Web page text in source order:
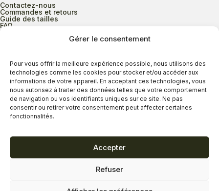
Gérer le consentement
Pour vous offrir la meilleure expérience possible, nous utilisons des
technologies comme les cookies pour stocker et/ou accéder aux
informations de votre appareil. En acceptant ces technologies, vous
nous autorisez à traiter des données telles que votre comportement
de navigation ou vos identifiants uniques sur ce site. Ne pas
consentir ou retirer votre consentement peut affecter certaines
fonctionnalités.
Accepter
Refuser
Contactez-nous
Commandes et retours
Guide des tailles
FAQ
Heures d’ouverture
Lundi au mercredi
9h00 à 17h30
Jeudi
9h00 à 20h00
Vendredi
9h00 à 18h00
Dimanche
11h00 à 16h30